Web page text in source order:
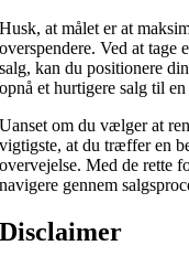
Husk, at målet er at
overspendere. Ved at
salg, kan du positionere
opnå et hurtigere salg til
Uanset om du vælger at
vigtigste, at du træffer en
overvejelse. Med de rette
navigere gennem
Disclaimer